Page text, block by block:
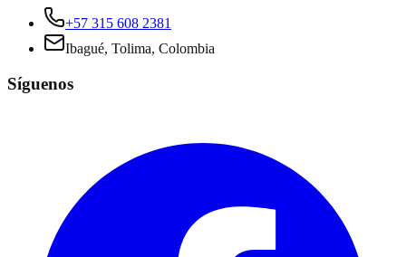
+57 315 608 2381
Ibagué, Tolima, Colombia
Síguenos